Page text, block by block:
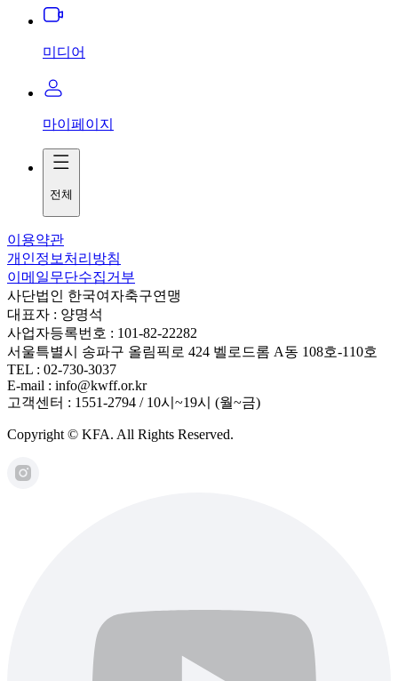
미디어
마이페이지
전체
이용약관
개인정보처리방침
이메일무단수집거부
사단법인 한국여자축구연맹
대표자 : 양명석
사업자등록번호 : 101-82-22282
서울특별시 송파구 올림픽로 424 벨로드롬 A동 108호-110호
TEL : 02-730-3037
E-mail : info@kwff.or.kr
고객센터 : 1551-2794 / 10시~19시 (월~금)
Copyright © KFA. All Rights Reserved.